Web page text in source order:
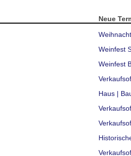
Neue
Weinfest
Weinfest
Haus |